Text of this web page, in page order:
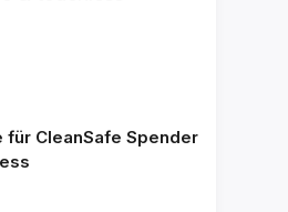
für CleanSafe Spender